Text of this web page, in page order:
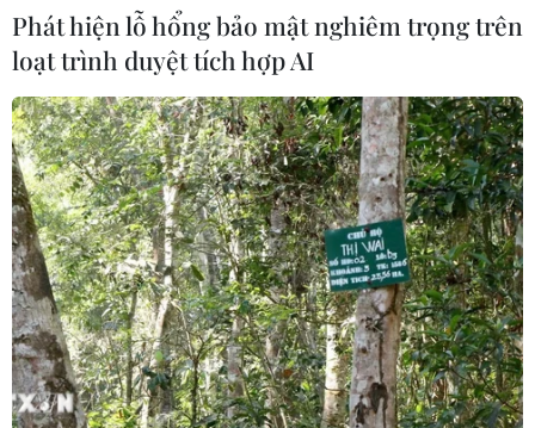
Phát hiện lỗ hổng bảo mật nghiêm trọng trên
loạt trình duyệt tích hợp AI